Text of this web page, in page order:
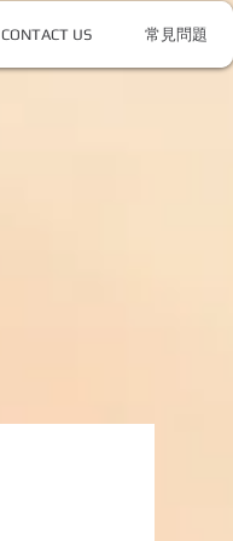
CONTACT US 常見問題